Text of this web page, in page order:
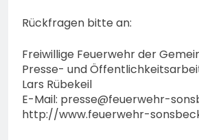
Rückfragen bitte an:
Freiwillige Feuerwehr der
Presse- und
Lars Rübekeil
E-Mail: presse@feuerwehr-
http://www.feuerwehr-